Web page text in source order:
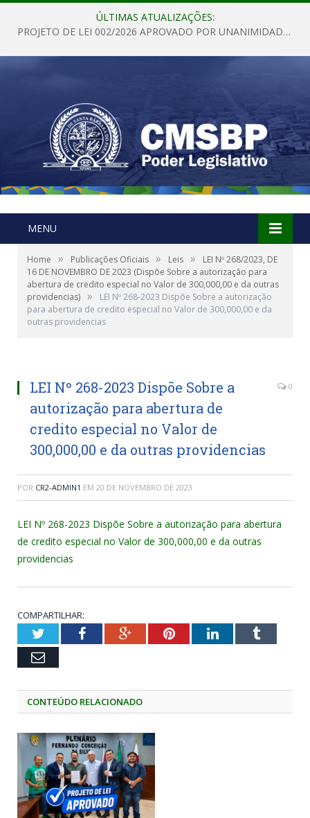
ÚLTIMAS ATUALIZAÇÕES:
PROJETO DE LEI 002/2026 APROVADO POR UNANIMIDADE EM SESSÃO ORDINÁRIA NESTA QUINTA – FEIRA 28 DE MAIO DE 2026
MENU
Home » Publicações Oficiais » Leis »
LEI Nº 268/2023, DE
16 DE NOVEMBRO DE 2023 (Dispõe Sobre a autorização para
abertura de credito especial no Valor de 300,000,00 e da outras
providencias) »
LEI Nº 268-2023 Dispõe Sobre a autorização
para abertura de credito especial no Valor de 300,000,00 e da
outras providencias
LEI Nº 268-2023 Dispõe Sobre a
autorização para abertura de
credito especial no Valor de
300,000,00 e da outras providencias
0
POR CR2-ADMIN1 EM 20 DE NOVEMBRO DE 2023
LEI Nº 268-2023 Dispõe Sobre a autorização para abertura
de credito especial no Valor de 300,000,00 e da outras
providencias
COMPARTILHAR:
TwitterFacebookGoogle+PinterestLinkedInTumblr
Email
CONTEÚDO RELACIONADO